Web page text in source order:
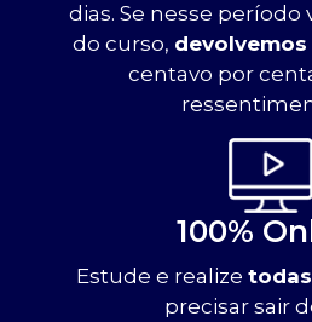
dias. Se nesse período
do curso,
centavo por
100%
Estude e realize todas
precisar sair